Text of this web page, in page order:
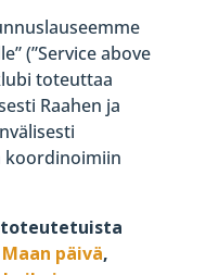
(”Service above
toteuttaa
Raahen ja
koordinoimiin
toteutetuista
Maan päivä,